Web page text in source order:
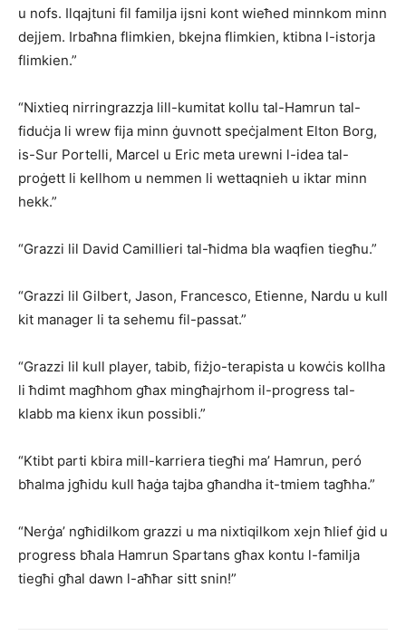
u nofs. Ilqajtuni fil familja ijsni kont wieħed minnkom minn
dejjem. Irbaħna flimkien, bkejna flimkien, ktibna l-istorja
flimkien.”
“Nixtieq nirringrazzja lill-kumitat kollu tal-Hamrun tal-
fiduċja li wrew fija minn ġuvnott speċjalment Elton Borg,
is-Sur Portelli, Marcel u Eric meta urewni l-idea tal-
proġett li kellhom u nemmen li wettaqnieh u iktar minn
hekk.”
“Grazzi lil David Camillieri tal-ħidma bla waqfien tiegħu.”
“Grazzi lil Gilbert, Jason, Francesco, Etienne, Nardu u kull
kit manager li ta sehemu fil-passat.”
“Grazzi lil kull player, tabib, fiżjo-terapista u kowċis kollha
li ħdimt magħhom għax mingħajrhom il-progress tal-
klabb ma kienx ikun possibli.”
“Ktibt parti kbira mill-karriera tiegħi ma’ Hamrun, peró
bħalma jgħidu kull ħaġa tajba għandha it-tmiem tagħha.”
“Nerġa’ ngħidilkom grazzi u ma nixtiqilkom xejn ħlief ġid u
progress bħala Hamrun Spartans għax kontu l-familja
tiegħi għal dawn l-aħħar sitt snin!”